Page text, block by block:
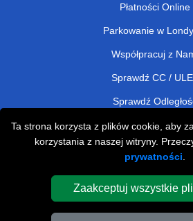
Ta strona korzysta z plików cookie, aby
korzystania z naszej witryny.
prywatności
Zaakceptuj wszystkie
Płatności Online
Parkowanie w
Współpracuj z
Sprawdź CC /
Sprawdź
Man and Van